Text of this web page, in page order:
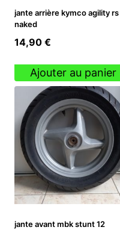
jante arrière kymco agility rs
naked
14,90 €
Ajouter au panier
jante avant mbk stunt 12